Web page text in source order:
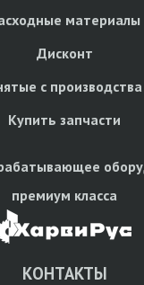
материалы
Дисконт
с производства
Купить запчасти
премиум класса
КОНТАКТЫ